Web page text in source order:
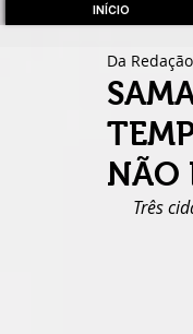
INÍCIO
NÃO
Da Redação
Três